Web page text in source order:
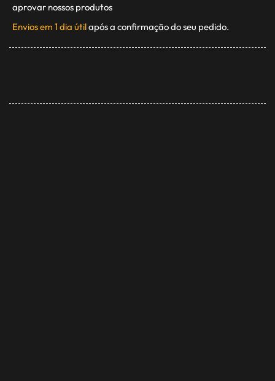
aprovar nossos produtos
Envios em 1 dia útilapós a confirmação do seu pedido.